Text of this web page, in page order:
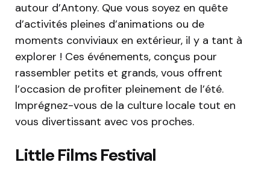
autour d’Antony. Que vous soyez en quête
d’activités pleines d’animations ou de
moments conviviaux en extérieur, il y a tant à
explorer ! Ces événements, conçus pour
rassembler petits et grands, vous offrent
l’occasion de profiter pleinement de l’été.
Imprégnez-vous de la culture locale tout en
vous divertissant avec vos proches.
Little Films Festival